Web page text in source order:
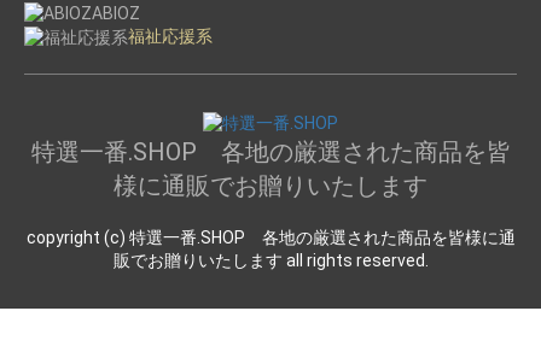
ABIOZ
福祉応援系
特選一番.SHOP 各地の厳選された商品を皆
様に通販でお贈りいたします
copyright (c) 特選一番.SHOP 各地の厳選された商品を皆様に通
販でお贈りいたします all rights reserved.